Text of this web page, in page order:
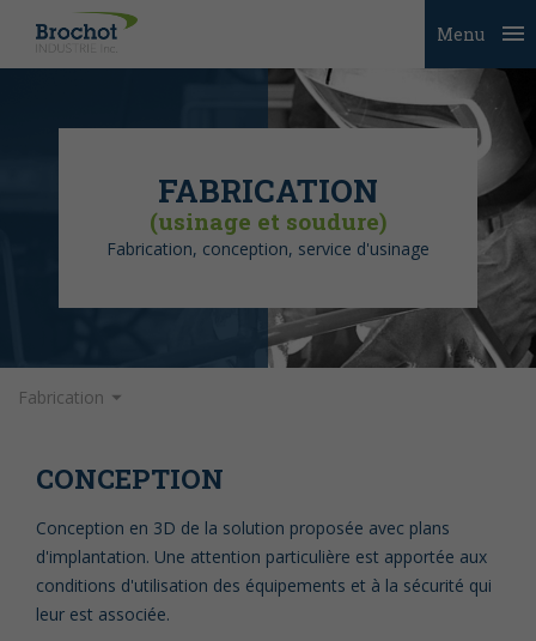
Menu
FABRICATION
(usinage et soudure)
Fabrication, conception, service d'usinage
Fabrication
CONCEPTION
Conception en 3D de la solution proposée avec plans
d'implantation. Une attention particulière est apportée aux
conditions d'utilisation des équipements et à la sécurité qui
leur est associée.